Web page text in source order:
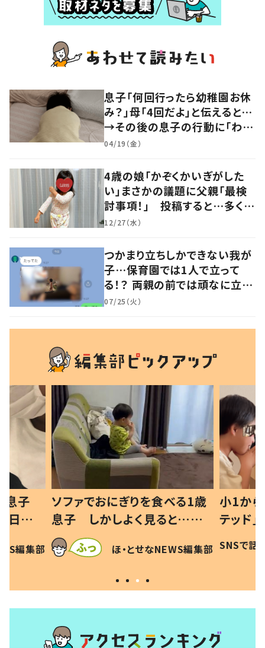
息子「何回行ったら幼稚園お休
み？」母「4回だよ」と伝えると…
→その後の息子の行動に「わか
るよその気持ち」「うちの子も！」
04/19（金）
4歳の娘「かぞくかいぎがした
い」まさかの議題に父親「最検
討事項！」 投稿すると…多くの
意見が寄せられる！
12/27（水）
つかまり立ちしかできない我が
子…保育園では1人で立って
る！？ 両親の前では頑なに立た
ない1歳児が可愛すぎる…！
07/25（火）
1歳
…母
現行
編集部
小1から不登校、息子は「ギフ
テッド」だった 父が“ウチ給
食”を作り続ける理由とは #令
和の親 #令和の子
SNSで話題 ほ・とせなNEWS編集部
ひ孫に
が、抱
に「涙
方ない」